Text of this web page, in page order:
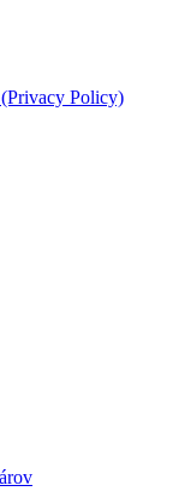
Policy)